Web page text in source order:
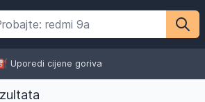
Uporedi cijene goriva